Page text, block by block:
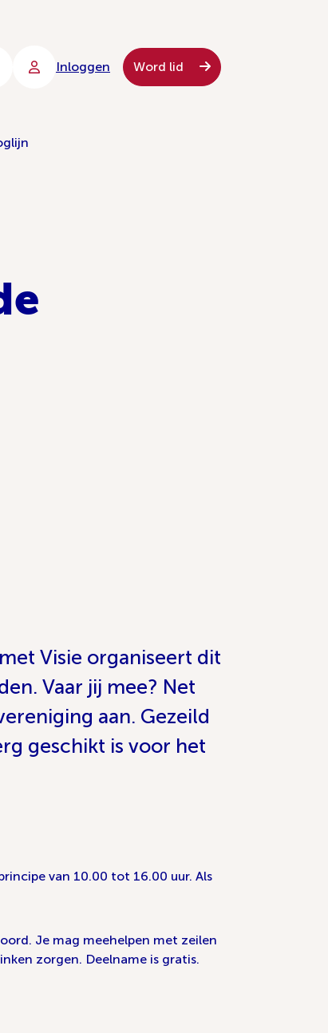
Inloggen Word lid
Visie organiseert dit
Vaar jij mee? Net
aan. Gezeild
geschikt is voor het
van 10.00 tot 16.00 uur. Als
Je mag meehelpen met zeilen
zorgen. Deelname is gratis.